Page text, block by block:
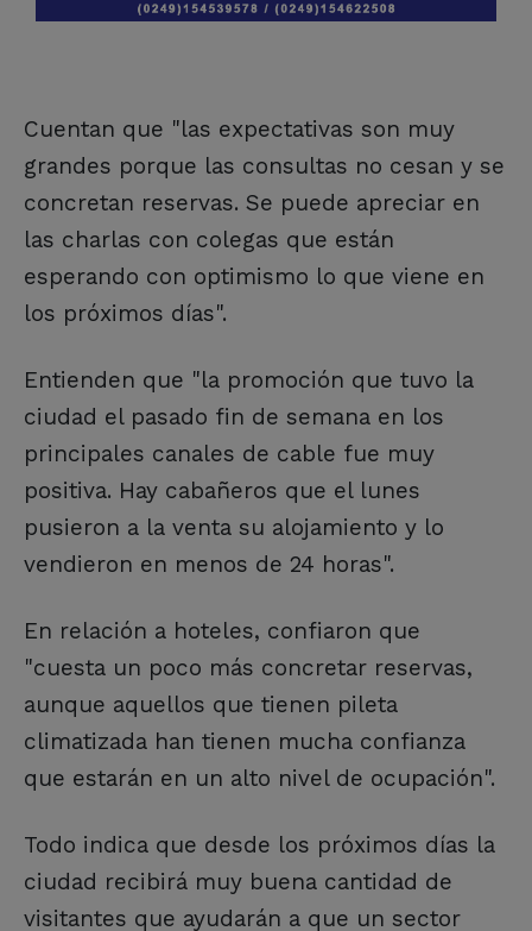
Cuentan que "las expectativas son muy
grandes porque las consultas no cesan y se
concretan reservas. Se puede apreciar en
las charlas con colegas que están
esperando con optimismo lo que viene en
los próximos días".
Entienden que "la promoción que tuvo la
ciudad el pasado fin de semana en los
principales canales de cable fue muy
positiva. Hay cabañeros que el lunes
pusieron a la venta su alojamiento y lo
vendieron en menos de 24 horas".
En relación a hoteles, confiaron que
"cuesta un poco más concretar reservas,
aunque aquellos que tienen pileta
climatizada han tienen mucha confianza
que estarán en un alto nivel de ocupación".
Todo indica que desde los próximos días la
ciudad recibirá muy buena cantidad de
visitantes que ayudarán a que un sector